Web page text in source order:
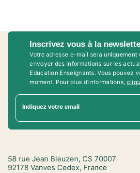
Inscrivez vous à la
Votre adresse e-mail sera uniquement
envoyer des informations sur les
Education Enseignants. Vous pouvez
moment. Pour plus d’informations,
Indiquez votre email
58 rue Jean Bleuzen, CS 70007
92178 Vanves Cedex, France